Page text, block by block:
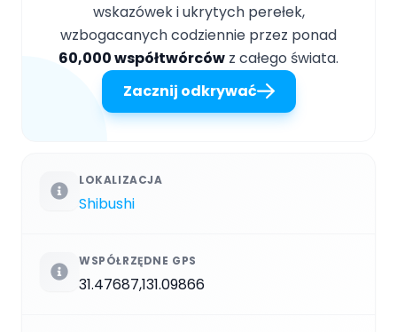
wskazówek i ukrytych perełek,
wzbogacanych codziennie przez ponad
60,000 współtwórców z całego świata.
Zacznij odkrywać
LOKALIZACJA
Shibushi
WSPÓŁRZĘDNE GPS
31.47687,131.09866